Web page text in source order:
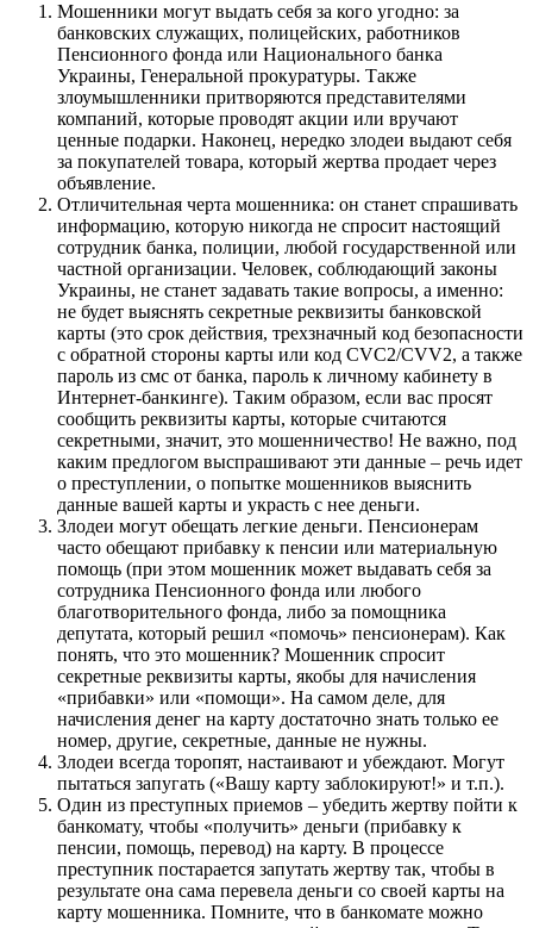
Мошенники могут выдать себя за кого угодно: за
банковских служащих, полицейских, работников
Пенсионного фонда или Национального банка
Украины, Генеральной прокуратуры. Также
злоумышленники притворяются представителями
компаний, которые проводят акции или вручают
ценные подарки. Наконец, нередко злодеи выдают себя
за покупателей товара, который жертва продает через
объявление.
Отличительная черта мошенника: он станет спрашивать
информацию, которую никогда не спросит настоящий
сотрудник банка, полиции, любой государственной или
частной организации. Человек, соблюдающий законы
Украины, не станет задавать такие вопросы, а именно:
не будет выяснять секретные реквизиты банковской
карты (это срок действия, трехзначный код безопасности
с обратной стороны карты или код CVC2/CVV2, а также
пароль из смс от банка, пароль к личному кабинету в
Интернет-банкинге). Таким образом, если вас просят
сообщить реквизиты карты, которые считаются
секретными, значит, это мошенничество! Не важно, под
каким предлогом выспрашивают эти данные – речь идет
о преступлении, о попытке мошенников выяснить
данные вашей карты и украсть с нее деньги.
Злодеи могут обещать легкие деньги. Пенсионерам
часто обещают прибавку к пенсии или материальную
помощь (при этом мошенник может выдавать себя за
сотрудника Пенсионного фонда или любого
благотворительного фонда, либо за помощника
депутата, который решил «помочь» пенсионерам). Как
понять, что это мошенник? Мошенник спросит
секретные реквизиты карты, якобы для начисления
«прибавки» или «помощи». На самом деле, для
начисления денег на карту достаточно знать только ее
номер, другие, секретные, данные не нужны.
Злодеи всегда торопят, настаивают и убеждают. Могут
пытаться запугать («Вашу карту заблокируют!» и т.п.).
Один из преступных приемов – убедить жертву пойти к
банкомату, чтобы «получить» деньги (прибавку к
пенсии, помощь, перевод) на карту. В процессе
преступник постарается запутать жертву так, чтобы в
результате она сама перевела деньги со своей карты на
карту мошенника. Помните, что в банкомате можно